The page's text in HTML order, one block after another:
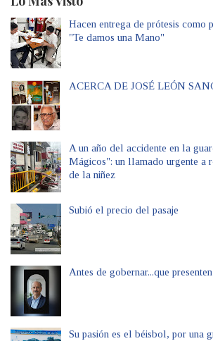
Hacen entrega de prótesis como
"Te damos una Mano"
ACERCA DE JOSÉ LEÓN
A un año del accidente en la
Mágicos": un llamado urgente a
de la niñez
Subió el precio del pasaje
Antes de gobernar...que
Su pasión es el béisbol, por una